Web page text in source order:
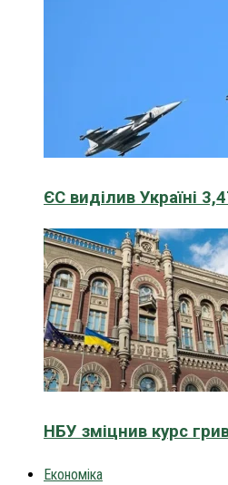
ЄС виділив Україні
НБУ зміцнив курс
Економіка